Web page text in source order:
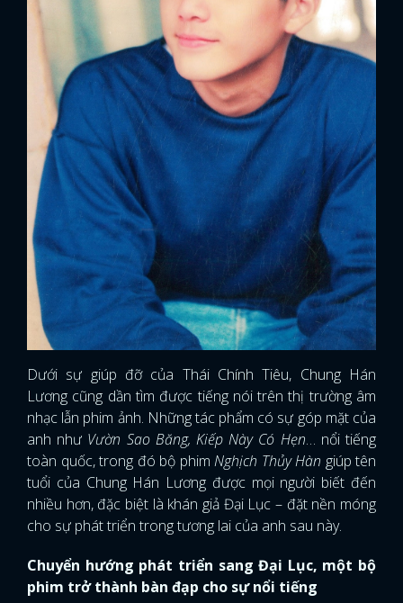
Dưới sự giúp đỡ của Thái Chính Tiêu, Chung Hán
Lương cũng dần tìm được tiếng nói trên thị trường âm
nhạc lẫn phim ảnh. Những tác phẩm có sự góp mặt của
anh như Vườn Sao Băng, Kiếp Này Có Hẹn… nổi tiếng
toàn quốc, trong đó bộ phim Nghịch Thủy Hàn giúp tên
tuổi của Chung Hán Lương được mọi người biết đến
nhiều hơn, đặc biệt là khán giả Đại Lục – đặt nền móng
cho sự phát triển trong tương lai của anh sau này.
Chuyển hướng phát triển sang Đại Lục, một bộ
phim trở thành bàn đạp cho sự nổi tiếng